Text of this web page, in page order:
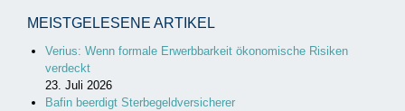
MEISTGELESENE ARTIKEL
Verius: Wenn formale Erwerbbarkeit ökonomische Risiken
verdeckt
23. Juli 2026
Bafin beerdigt Sterbegeldversicherer